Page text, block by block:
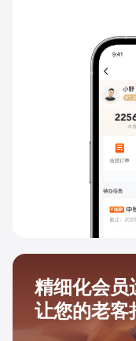
精细化会员
让您的老客